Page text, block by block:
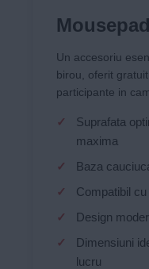
Un accesoriu
birou, oferit
participante in
Suprafata
maxima
Baza
Compatibil
Design
Dimensiuni
lucru